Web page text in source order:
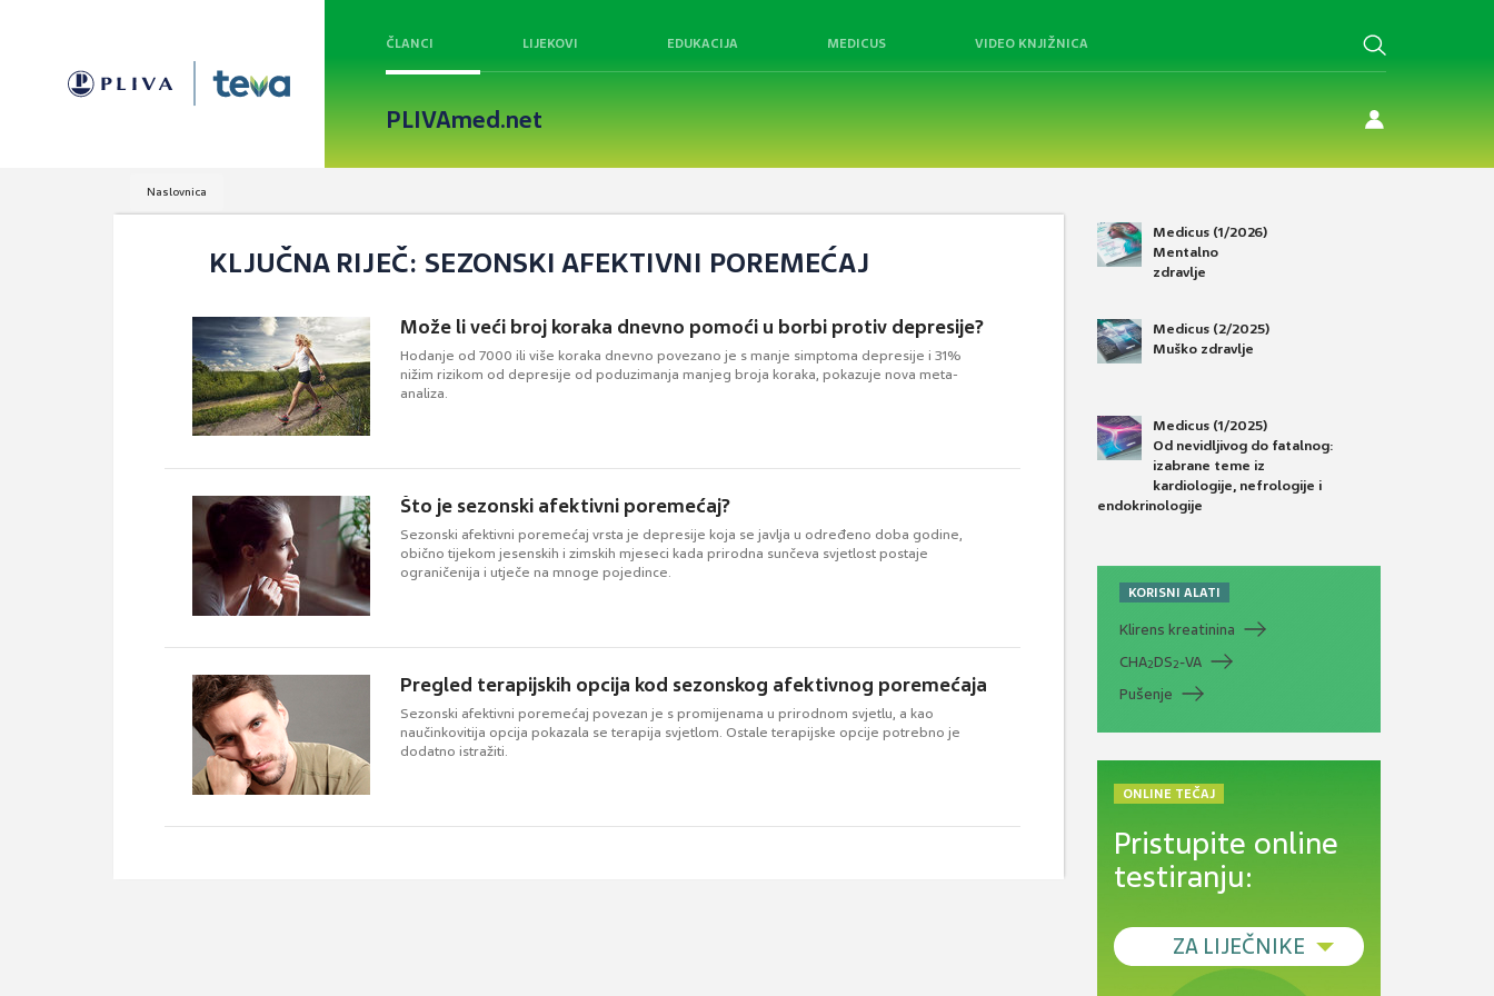
ČLANCI LIJEKOVI EDUKACIJA MEDICUS VIDEO KNJIŽNICA
PLIVAmed.net
Naslovnica
KLJUČNA RIJEČ: SEZONSKI AFEKTIVNI POREMEĆAJ
Može li veći broj koraka dnevno pomoći u borbi protiv depresije?
Hodanje od 7000 ili više koraka dnevno povezano je s manje simptoma depresije i 31%
nižim rizikom od depresije od poduzimanja manjeg broja koraka, pokazuje nova meta-
analiza.
Što je sezonski afektivni poremećaj?
Sezonski afektivni poremećaj vrsta je depresije koja se javlja u određeno doba godine,
obično tijekom jesenskih i zimskih mjeseci kada prirodna sunčeva svjetlost postaje
ograničenija i utječe na mnoge pojedince.
Pregled terapijskih opcija kod sezonskog afektivnog poremećaja
Sezonski afektivni poremećaj povezan je s promijenama u prirodnom svjetlu, a kao
naučinkovitija opcija pokazala se terapija svjetlom. Ostale terapijske opcije potrebno je
dodatno istražiti.
Medicus (1/2026)
Mentalno
zdravlje
Medicus (2/2025)
Muško zdravlje
Medicus (1/2025)
Od nevidljivog do fatalnog:
izabrane teme iz
kardiologije, nefrologije i
endokrinologije
KORISNI ALATI
Klirens kreatinina
CHA2DS2-VA
Pušenje
ONLINE TEČAJ
Pristupite online
testiranju:
ZA LIJEČNIKE